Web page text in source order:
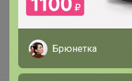
Подарочные сертификаты
Поставщикам
Вакансии
Брюнетка